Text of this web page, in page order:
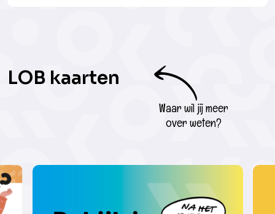
LOB kaarten
Waar wil jij meer
over weten?